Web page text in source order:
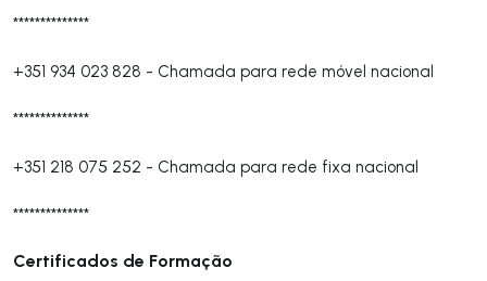
**************
+351 934 023 828 - Chamada para rede móvel nacional
**************
+351 218 075 252 - Chamada para rede fixa nacional
**************
Certificados de Formação